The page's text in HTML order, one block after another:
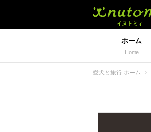
ホーム
Home
愛犬と旅行 ホーム